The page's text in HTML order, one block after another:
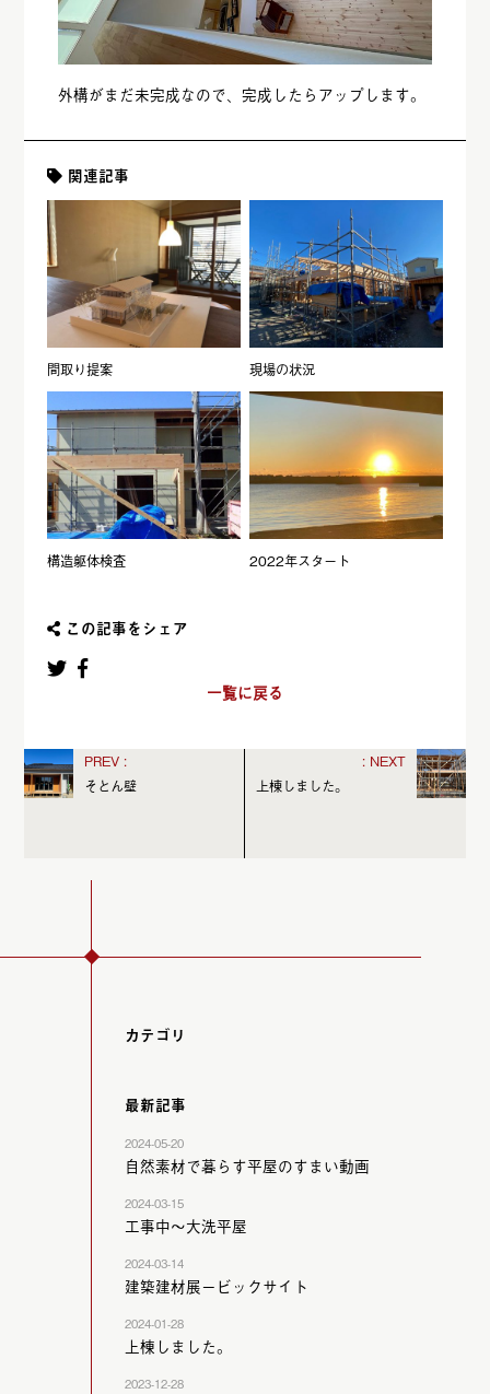
カテゴリ
最新記事
2024-05-20
自然素材で暮らす平屋のすまい動画
2024-03-15
工事中～大洗平屋
2024-03-14
建築建材展ービックサイト
2024-01-28
上棟しました。
2023-12-28
外構がまだ未完成なので、完成したらアップします。
関連記事
間取り提案 現場の状況
構造躯体検査 2022年スタート
この記事をシェア
一覧に戻る
そとん壁 上棟しました。